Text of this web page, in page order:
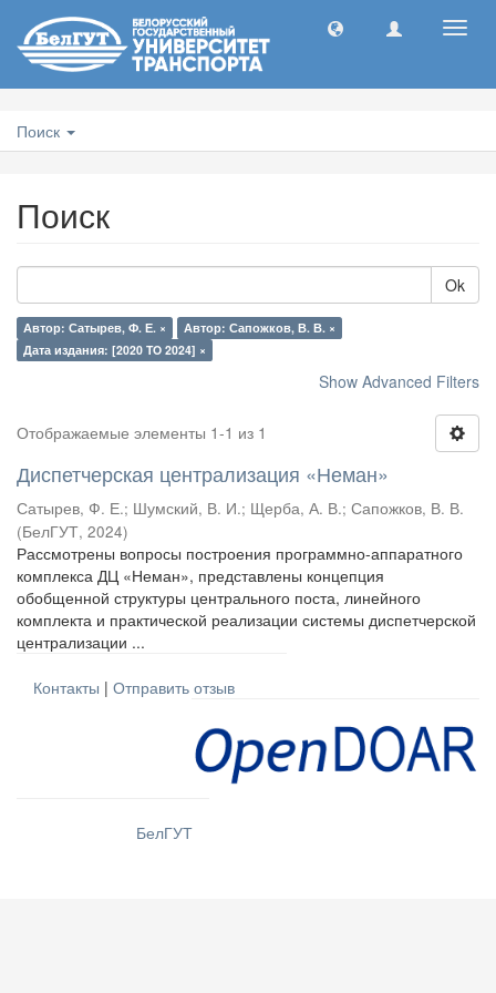
Поиск
Поиск
Ok
Автор: Сатырев, Ф. Е. ×
Автор: Сапожков, В. В. ×
Дата издания: [2020 TO 2024] ×
Show Advanced Filters
Отображаемые элементы 1-1 из 1
Диспетчерская централизация «Неман»
Сатырев, Ф. Е.; Шумский, В. И.; Щерба, А. В.; Сапожков, В. В.
(БелГУТ, 2024)
Рассмотрены вопросы построения программно-аппаратного
комплекса ДЦ «Неман», представлены концепция
обобщенной структуры центрального поста, линейного
комплекта и практической реализации системы диспетчерской
централизации ...
Контакты | Отправить отзыв
БелГУТ